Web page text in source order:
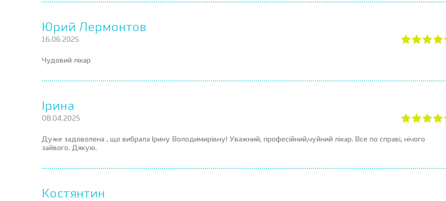
Юрий Лермонтов
16.06.2025
Чудовий лікар
Ірина
08.04.2025
Дуже задоволена , що вибрала Ірину Володимирівну! Уважний, професійний,чуйний лікар. Все по справі, нічого
зайвого. Дякую.
Костянтин